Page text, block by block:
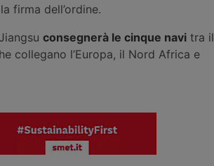
firma dell’ordine.
consegnerà le cinque navi tra il
collegano l’Europa, il Nord Africa e